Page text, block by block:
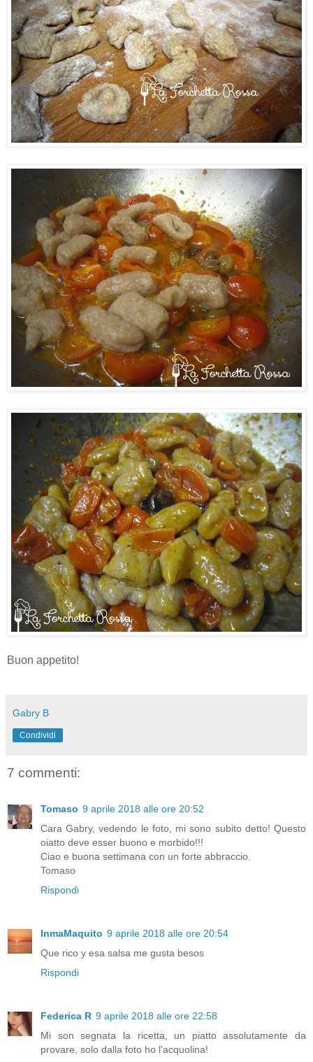
Buon appetito!
Gabry B
Condividi
7 commenti:
Tomaso 9 aprile 2018 alle ore 20:52
Cara Gabry, vedendo le foto, mi sono subito detto! Questo
oiatto deve esser buono e morbido!!!
Ciao e buona settimana con un forte abbraccio.
Tomaso
Rispondi
InmaMaquito 9 aprile 2018 alle ore 20:54
Que rico y esa salsa me gusta besos
Rispondi
Federica R 9 aprile 2018 alle ore 22:58
Mi son segnata la ricetta, un piatto assolutamente da
provare, solo dalla foto ho l'acquolina!